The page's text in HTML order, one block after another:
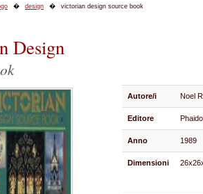
design victorian design source book
Design
Autore/i Noel
Editore
Anno 1989
Dimensioni